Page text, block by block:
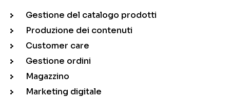
Gestione del catalogo prodotti
Produzione dei contenuti
Customer care
Gestione ordini
Magazzino
Marketing digitale